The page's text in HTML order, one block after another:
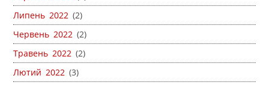
Липень 2022 (2)
Червень 2022 (2)
Травень 2022 (2)
Лютий 2022 (3)